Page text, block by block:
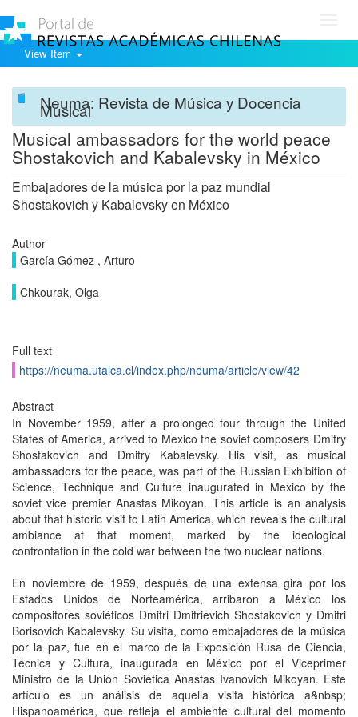
View Item
Neuma: Revista de Música y Docencia
Musical
Musical ambassadors for the world peace
Shostakovich and Kabalevsky in México
Embajadores de la música por la paz mundial
Shostakovich y Kabalevsky en México
Author
García Gómez , Arturo
Chkourak, Olga
Full text
https://neuma.utalca.cl/index.php/neuma/article/view/42
Abstract
In November 1959, after a prolonged tour through the United
States of America, arrived to Mexico the soviet composers Dmitry
Shostakovich and Dmitry Kabalevsky. His visit, as musical
ambassadors for the peace, was part of the Russian Exhibition of
Science, Technique and Culture inaugurated in Mexico by the
soviet vice premier Anastas Mikoyan. This article is an analysis
about that historic visit to Latin America, which reveals the cultural
ambiance at that moment, marked by the ideological
confrontation in the cold war between the two nuclear nations.
En noviembre de 1959, después de una extensa gira por los
Estados Unidos de Norteamérica, arribaron a México los
compositores soviéticos Dmitri Dmitrievich Shostakovich y Dmitri
Borisovich Kabalevsky. Su visita, como embajadores de la música
por la paz, fue en el marco de la Exposición Rusa de Ciencia,
Técnica y Cultura, inaugurada en México por el Viceprimer
Ministro de la Unión Soviética Anastas Ivanovich Mikoyan. Este
artículo es un análisis de aquella visita histórica a&nbsp;
Hispanoamérica, que refleja el ambiente cultural del momento